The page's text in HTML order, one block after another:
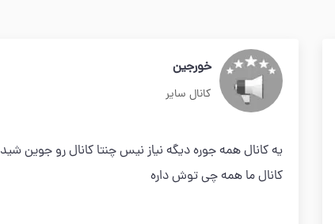
خورجین
کانال سایر
یه کانال همه جوره دیگه نیاز نیس چنتا کانال رو جوین شید
کانال ما همه چی توش داره